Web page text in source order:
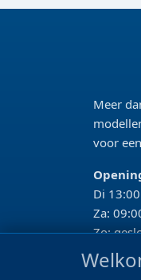
Meer
voor
Di
Za:
Zo: